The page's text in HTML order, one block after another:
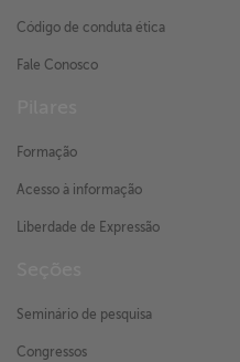
Código de conduta ética
Fale Conosco
Formação
Acesso à informação
Liberdade de Expressão
Seminário de pesquisa
Congressos